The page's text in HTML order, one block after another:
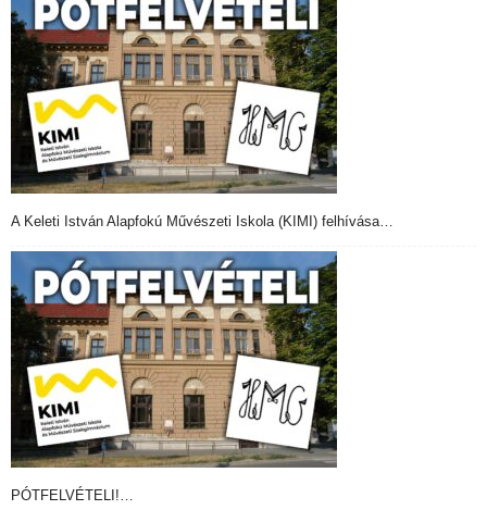
A Keleti István Alapfokú Művészeti Iskola (KIMI) felhívása…
PÓTFELVÉTELI!…